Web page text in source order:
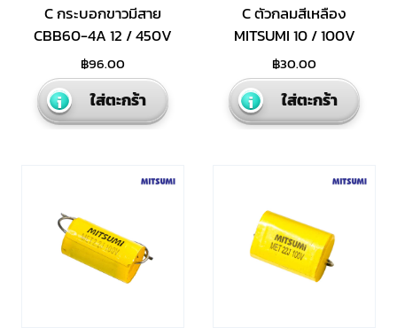
C กระบอกขาวมีสาย
CBB60-4A 12 / 450V
฿96.00
ใส่ตะกร้า
C ตัวกลมสีเหลือง
MITSUMI 10 / 100V
฿30.00
ใส่ตะกร้า